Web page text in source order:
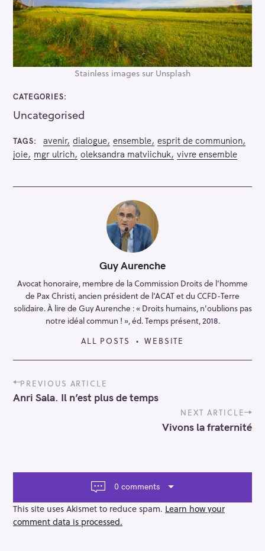
Stainless images sur Unsplash
CATEGORIES
Uncategorised
TAGS avenir dialogue ensemble esprit de communion
joie mgr ulrich oleksandra matviichuk vivre ensemble
Guy Aurenche
Avocat honoraire, membre de la Commission Droits de l’homme
de Pax Christi, ancien président de l’ACAT et du CCFD-Terre
solidaire. À lire de Guy Aurenche : « Droits humains, n’oublions pas
notre idéal commun ! », éd. Temps présent, 2018.
ALL POSTS
WEBSITE
P
o
s
g
i
o
PREVIOUS ARTICLE
Anri Sala. Il n’est plus de temps
NEXT ARTICLE
Vivons la fraternité
0 comments
This site uses Akismet to reduce spam. Learn how your
comment data is processed.